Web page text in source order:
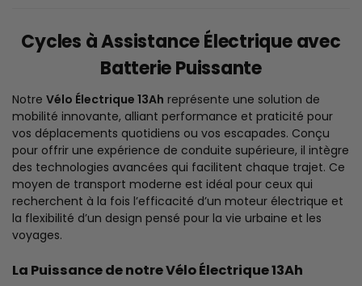
Cycles à Assistance Électrique avec
Batterie Puissante
Notre Vélo Électrique 13Ah représente une solution de
mobilité innovante, alliant performance et praticité pour
vos déplacements quotidiens ou vos escapades. Conçu
pour offrir une expérience de conduite supérieure, il intègre
des technologies avancées qui facilitent chaque trajet. Ce
moyen de transport moderne est idéal pour ceux qui
recherchent à la fois l’efficacité d’un moteur électrique et
la flexibilité d’un design pensé pour la vie urbaine et les
voyages.
La Puissance de notre Vélo Électrique 13Ah